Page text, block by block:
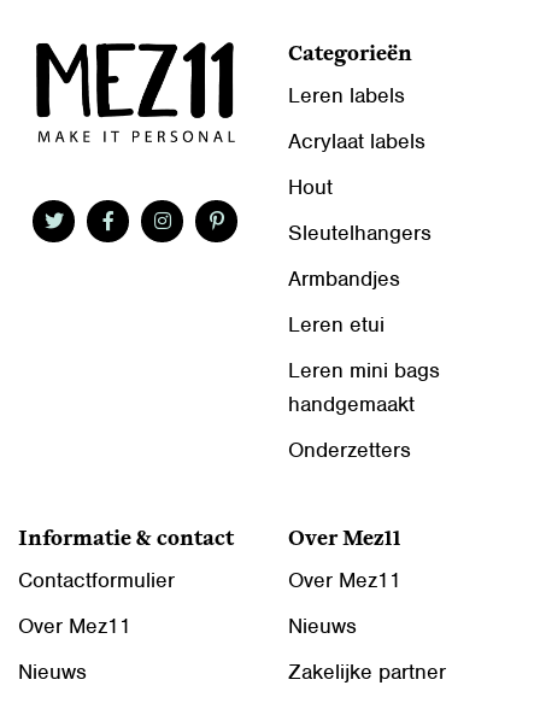
Categorieën
Leren labels
Acrylaat labels
Hout
Sleutelhangers
Armbandjes
Leren etui
Leren mini bags
handgemaakt
Onderzetters
Informatie & contact
Contactformulier
Over Mez11
Nieuws
Over Mez11
Over Mez11
Nieuws
Zakelijke partner